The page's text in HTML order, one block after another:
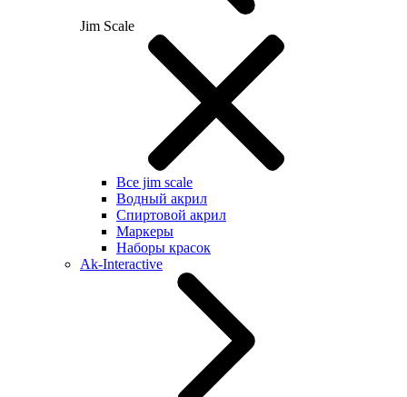
Jim Scale
Все jim scale
Водный акрил
Спиртовой акрил
Маркеры
Наборы красок
Ak-Interactive